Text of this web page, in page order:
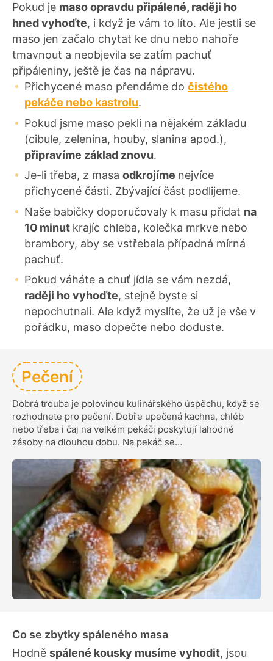
Pokud je maso opravdu připálené, raději ho
hned vyhoďte, i když je vám to líto. Ale jestli se
maso jen začalo chytat ke dnu nebo nahoře
tmavnout a neobjevila se zatím pachuť
připáleniny, ještě je čas na nápravu.
Přichycené maso přendáme do čistého
pekáče nebo kastrolu.
Pokud jsme maso pekli na nějakém základu
(cibule, zelenina, houby, slanina apod.),
připravíme základ znovu.
Je-li třeba, z masa odkrojíme nejvíce
přichycené části. Zbývající část podlijeme.
Naše babičky doporučovaly k masu přidat na
10 minut krajíc chleba, kolečka mrkve nebo
brambory, aby se vstřebala případná mírná
pachuť.
Pokud váháte a chuť jídla se vám nezdá,
raději ho vyhoďte, stejně byste si
nepochutnali. Ale když myslíte, že už je vše v
pořádku, maso dopečte nebo doduste.
Pečení
Dobrá trouba je polovinou kulinářského úspěchu, když se
rozhodnete pro pečení. Dobře upečená kachna, chléb
nebo třeba i čaj na velkém pekáči poskytují lahodné
zásoby na dlouhou dobu. Na pekáč se…
Co se zbytky spáleného masa
Hodně spálené kousky musíme vyhodit, jsou